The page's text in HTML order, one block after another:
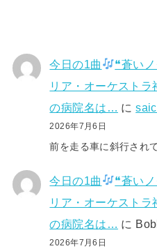
今日の1曲 ❝蒼い
リア・オーケスト
の病院名は… に
2026年7月6日
前を走る車に斜行され
今日の1曲 ❝蒼い
リア・オーケスト
の病院名は…
に
2026年7月6日